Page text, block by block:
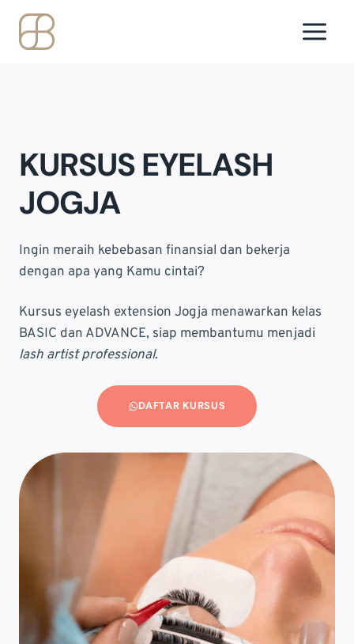
content
KURSUS EYELASH
JOGJA
Ingin meraih kebebasan finansial dan bekerja
dengan apa yang Kamu cintai?
Kursus eyelash extension Jogja menawarkan kelas
BASIC dan ADVANCE, siap membantumu menjadi
lash artist professional.
DAFTAR KURSUS